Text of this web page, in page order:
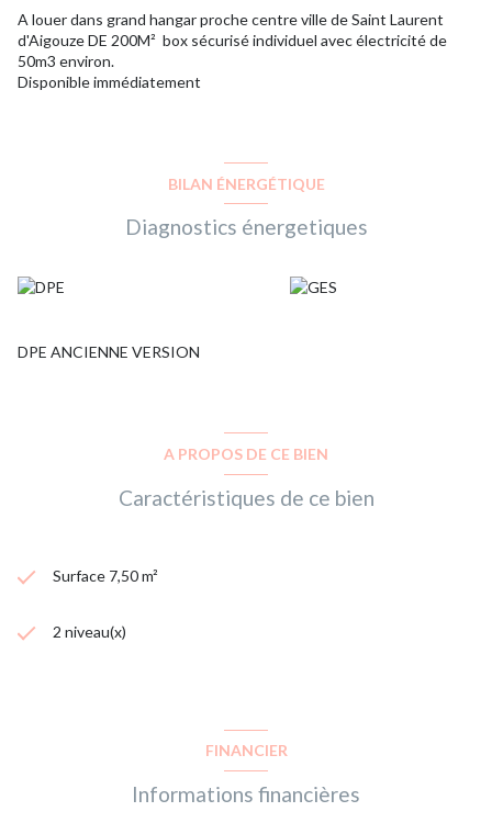
A louer dans grand hangar proche centre ville de Saint Laurent
d'Aigouze DE 200M² box sécurisé individuel avec électricité de
50m3 environ.
Disponible immédiatement
BILAN ÉNERGÉTIQUE
Diagnostics énergetiques
DPE ANCIENNE VERSION
A PROPOS DE CE BIEN
Caractéristiques de ce bien
Surface 7,50 m²
2 niveau(x)
FINANCIER
Informations financières